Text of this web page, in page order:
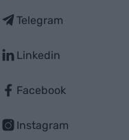
Telegram
Linkedin
Facebook
Instagram